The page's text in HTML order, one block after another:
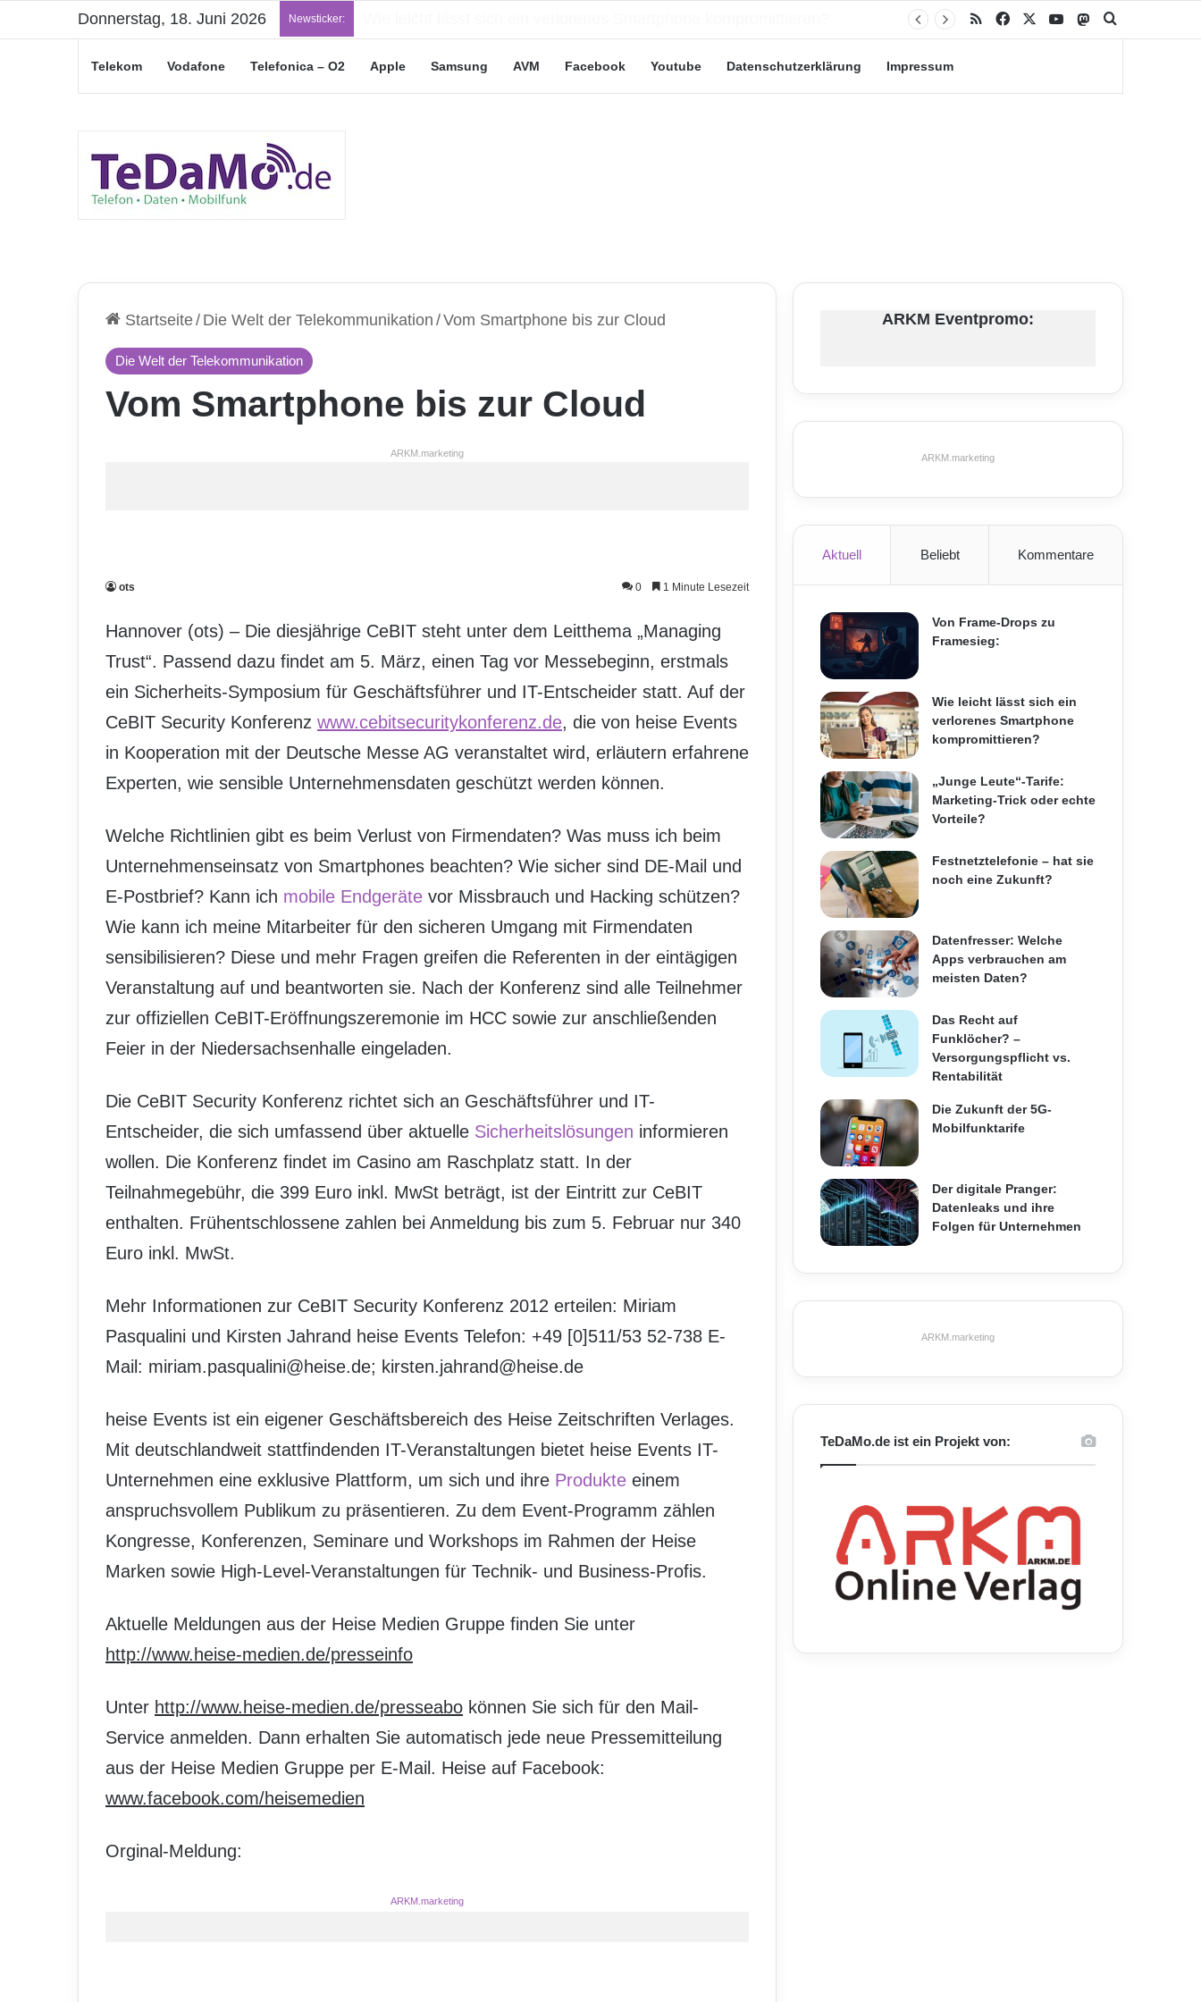
Donnerstag, 18. Juni 2026 Newsticker: RSS Facebook YouTubeMastodon
Telekom Vodafone Telefonica – O2 Apple Samsung AVM Facebook Youtube Datenschutzerklärung Impressum
Startseite/ Die Welt der Telekommunikation /Vom Smartphone bis zur Cloud
Die Welt der Telekommunikation
Vom Smartphone bis zur Cloud
ARKM.marketing
ots 0 1 Minute Lesezeit
Hannover (ots) – Die diesjährige CeBIT steht unter dem Leitthema „Managing
Trust“. Passend dazu findet am 5. März, einen Tag vor Messebeginn, erstmals
ein Sicherheits-Symposium für Geschäftsführer und IT-Entscheider statt. Auf der
CeBIT Security Konferenz www.cebitsecuritykonferenz.de, die von heise Events
in Kooperation mit der Deutsche Messe AG veranstaltet wird, erläutern erfahrene
Experten, wie sensible Unternehmensdaten geschützt werden können.
Welche Richtlinien gibt es beim Verlust von Firmendaten? Was muss ich beim
Unternehmenseinsatz von Smartphones beachten? Wie sicher sind DE-Mail und
E-Postbrief? Kann ich mobile Endgeräte vor Missbrauch und Hacking schützen?
Wie kann ich meine Mitarbeiter für den sicheren Umgang mit Firmendaten
sensibilisieren? Diese und mehr Fragen greifen die Referenten in der eintägigen
Veranstaltung auf und beantworten sie. Nach der Konferenz sind alle Teilnehmer
zur offiziellen CeBIT-Eröffnungszeremonie im HCC sowie zur anschließenden
Feier in der Niedersachsenhalle eingeladen.
Die CeBIT Security Konferenz richtet sich an Geschäftsführer und IT-
Entscheider, die sich umfassend über aktuelle Sicherheitslösungen informieren
wollen. Die Konferenz findet im Casino am Raschplatz statt. In der
Teilnahmegebühr, die 399 Euro inkl. MwSt beträgt, ist der Eintritt zur CeBIT
enthalten. Frühentschlossene zahlen bei Anmeldung bis zum 5. Februar nur 340
Euro inkl. MwSt.
Mehr Informationen zur CeBIT Security Konferenz 2012 erteilen: Miriam
Pasqualini und Kirsten Jahrand heise Events Telefon: +49 [0]511/53 52-738 E-
Mail: miriam.pasqualini@heise.de; kirsten.jahrand@heise.de
heise Events ist ein eigener Geschäftsbereich des Heise Zeitschriften Verlages.
Mit deutschlandweit stattfindenden IT-Veranstaltungen bietet heise Events IT-
Unternehmen eine exklusive Plattform, um sich und ihre Produkte einem
anspruchsvollem Publikum zu präsentieren. Zu dem Event-Programm zählen
Kongresse, Konferenzen, Seminare und Workshops im Rahmen der Heise
Marken sowie High-Level-Veranstaltungen für Technik- und Business-Profis.
Aktuelle Meldungen aus der Heise Medien Gruppe finden Sie unter
http://www.heise-medien.de/presseinfo
Unter http://www.heise-medien.de/presseabo können Sie sich für den Mail-
Service anmelden. Dann erhalten Sie automatisch jede neue Pressemitteilung
aus der Heise Medien Gruppe per E-Mail. Heise auf Facebook:
www.facebook.com/heisemedien
Orginal-Meldung:
ARKM.marketing
ARKM Eventpromo:
ARKM.marketing
Aktuell Beliebt Kommentare
Von Frame-Drops zu
Framesieg:
Wie leicht lässt sich ein
verlorenes Smartphone
kompromittieren?
„Junge Leute“-Tarife:
Marketing-Trick oder echte
Vorteile?
Festnetztelefonie – hat sie
noch eine Zukunft?
Datenfresser: Welche
Apps verbrauchen am
meisten Daten?
Das Recht auf
Funklöcher? –
Versorgungspflicht vs.
Rentabilität
Die Zukunft der 5G-
Mobilfunktarife
Der digitale Pranger:
Datenleaks und ihre
Folgen für Unternehmen
ARKM.marketing
TeDaMo.de ist ein Projekt von: